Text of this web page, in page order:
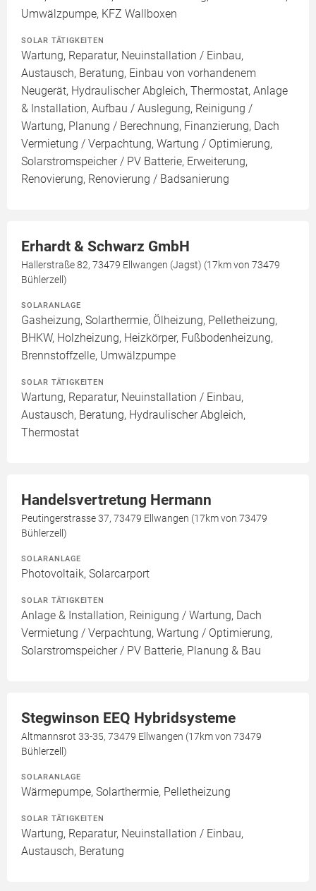
Umwälzpumpe, KFZ Wallboxen
SOLAR TÄTIGKEITEN
Wartung, Reparatur, Neuinstallation / Einbau,
Austausch, Beratung, Einbau von vorhandenem
Neugerät, Hydraulischer Abgleich, Thermostat, Anlage
& Installation, Aufbau / Auslegung, Reinigung /
Wartung, Planung / Berechnung, Finanzierung, Dach
Vermietung / Verpachtung, Wartung / Optimierung,
Solarstromspeicher / PV Batterie, Erweiterung,
Renovierung, Renovierung / Badsanierung
Erhardt & Schwarz GmbH
Hallerstraße 82, 73479 Ellwangen (Jagst) (17km von 73479
Bühlerzell)
SOLARANLAGE
Gasheizung, Solarthermie, Ölheizung, Pelletheizung,
BHKW, Holzheizung, Heizkörper, Fußbodenheizung,
Brennstoffzelle, Umwälzpumpe
SOLAR TÄTIGKEITEN
Wartung, Reparatur, Neuinstallation / Einbau,
Austausch, Beratung, Hydraulischer Abgleich,
Thermostat
Handelsvertretung Hermann
Peutingerstrasse 37, 73479 Ellwangen (17km von 73479
Bühlerzell)
SOLARANLAGE
Photovoltaik, Solarcarport
SOLAR TÄTIGKEITEN
Anlage & Installation, Reinigung / Wartung, Dach
Vermietung / Verpachtung, Wartung / Optimierung,
Solarstromspeicher / PV Batterie, Planung & Bau
Stegwinson EEQ Hybridsysteme
Altmannsrot 33-35, 73479 Ellwangen (17km von 73479
Bühlerzell)
SOLARANLAGE
Wärmepumpe, Solarthermie, Pelletheizung
SOLAR TÄTIGKEITEN
Wartung, Reparatur, Neuinstallation / Einbau,
Austausch, Beratung